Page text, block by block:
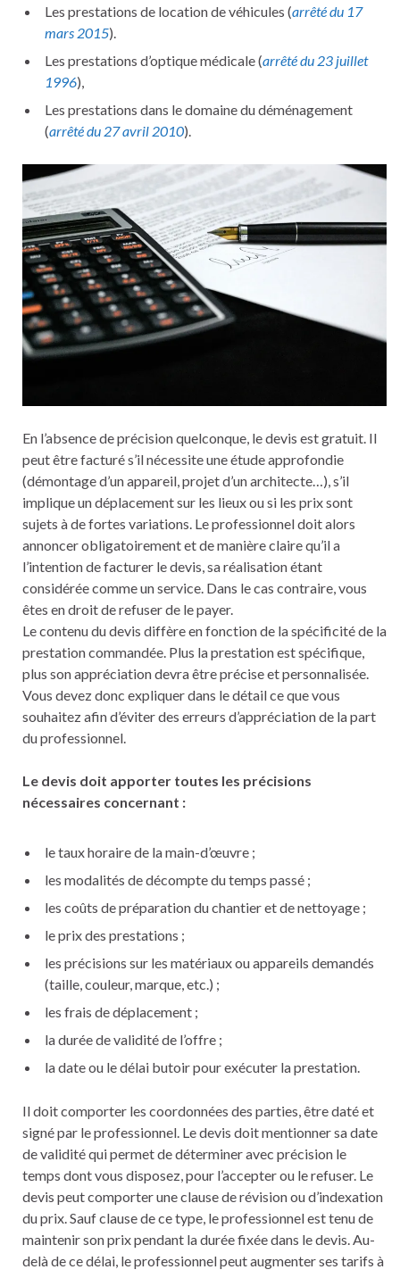
Les prestations de location de véhicules (arrêté du 17
mars 2015).
Les prestations d’optique médicale (arrêté du 23 juillet
1996),
Les prestations dans le domaine du déménagement
(arrêté du 27 avril 2010).
En l’absence de précision quelconque, le devis est gratuit. Il
peut être facturé s’il nécessite une étude approfondie
(démontage d’un appareil, projet d’un architecte…), s’il
implique un déplacement sur les lieux ou si les prix sont
sujets à de fortes variations. Le professionnel doit alors
annoncer obligatoirement et de manière claire qu’il a
l’intention de facturer le devis, sa réalisation étant
considérée comme un service. Dans le cas contraire, vous
êtes en droit de refuser de le payer.
Le contenu du devis diffère en fonction de la spécificité de la
prestation commandée. Plus la prestation est spécifique,
plus son appréciation devra être précise et personnalisée.
Vous devez donc expliquer dans le détail ce que vous
souhaitez afin d’éviter des erreurs d’appréciation de la part
du professionnel.
Le devis doit apporter toutes les précisions
nécessaires concernant :
le taux horaire de la main-d’œuvre ;
les modalités de décompte du temps passé ;
les coûts de préparation du chantier et de nettoyage ;
le prix des prestations ;
les précisions sur les matériaux ou appareils demandés
(taille, couleur, marque, etc.) ;
les frais de déplacement ;
la durée de validité de l’offre ;
la date ou le délai butoir pour exécuter la prestation.
Il doit comporter les coordonnées des parties, être daté et
signé par le professionnel. Le devis doit mentionner sa date
de validité qui permet de déterminer avec précision le
temps dont vous disposez, pour l’accepter ou le refuser. Le
devis peut comporter une clause de révision ou d’indexation
du prix. Sauf clause de ce type, le professionnel est tenu de
maintenir son prix pendant la durée fixée dans le devis. Au-
delà de ce délai, le professionnel peut augmenter ses tarifs à